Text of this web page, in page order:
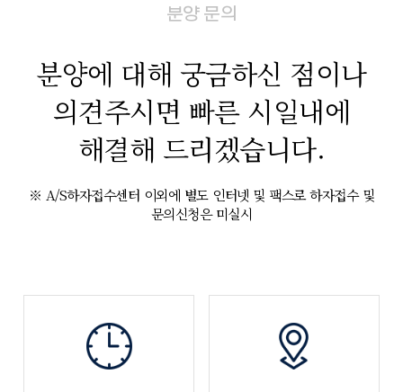
분양 문의
분양에 대해 궁금하신 점이나
의견주시면 빠른 시일내에
해결해 드리겠습니다.
※ A/S하자접수센터 이외에 별도 인터넷 및 팩스로 하자접수 및
문의신청은 미실시